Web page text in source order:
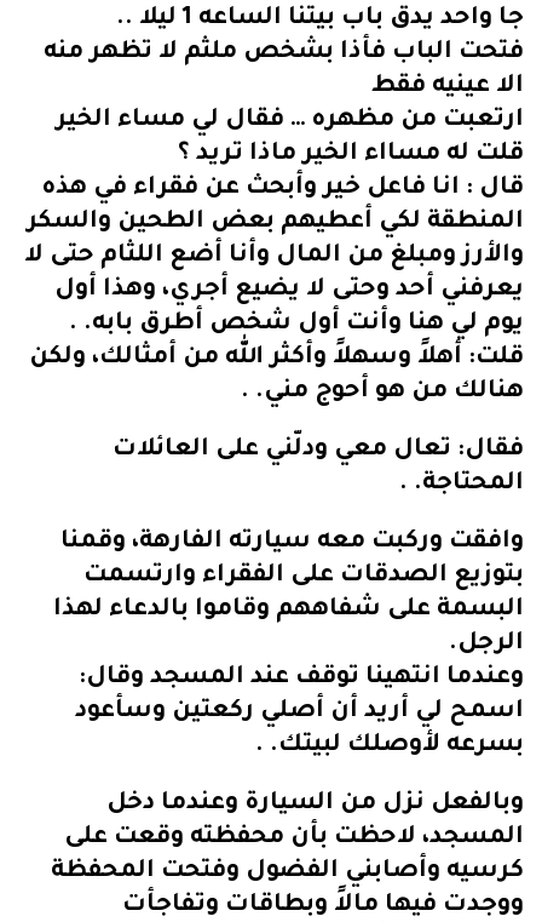
جا واحد يدق باب بيتنا الساعه 1 ليلا ..
فتحت الباب فأذا بشخص ملثم لا تظهر منه
الا عينيه فقط
ارتعبت من مظهره … فقال لي مساء الخير
قلت له مسااء الخير ماذا تريد ؟
قال : انا فاعل خير وأبحث عن فقراء في هذه
المنطقة لكي أعطيهم بعض الطحين والسكر
والأرز ومبلغ من المال وأنا أضع اللثام حتى لا
يعرفني أحد وحتى لا يضيع أجري، وهذا أول
يوم لي هنا وأنت أول شخص أطرق بابه. .
قلت: أهلاً وسهلاً وأكثر الله من أمثالك، ولكن
هنالك من هو أحوج مني. .
فقال: تعال معي ودلّني على العائلات
المحتاجة. .
وافقت وركبت معه سيارته الفارهة، وقمنا
بتوزيع الصدقات على الفقراء وارتسمت
البسمة على شفاههم وقاموا بالدعاء لهذا
الرجل.
وعندما انتهينا توقف عند المسجد وقال:
اسمح لي أريد أن أصلي ركعتين وسأعود
بسرعه لأوصلك لبيتك. .
وبالفعل نزل من السيارة وعندما دخل
المسجد، لاحظت بأن محفظته وقعت على
كرسيه وأصابني الفضول وفتحت المحفظة
ووجدت فيها مالاً وبطاقات وتفاجأت